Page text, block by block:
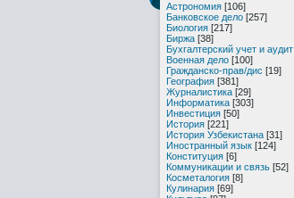
Астрономия [106]
Банковское дело [257]
Биология [217]
Биржа [38]
Бухгалтерский учет и аудит
Военная дело [100]
Гражданско-прав/дис [19]
География [381]
Журналистика [29]
Информатика [303]
Инвестиция [50]
История [221]
История Узбекистана [31]
Иностранный язык [124]
Конституция [6]
Коммуникации и связь [52]
Косметалогия [8]
Кулинария [69]